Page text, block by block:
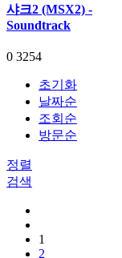
샤크2 (MSX2) -
Soundtrack
0 3254
초기화
날짜순
조회순
방문순
정렬
검색
1
2